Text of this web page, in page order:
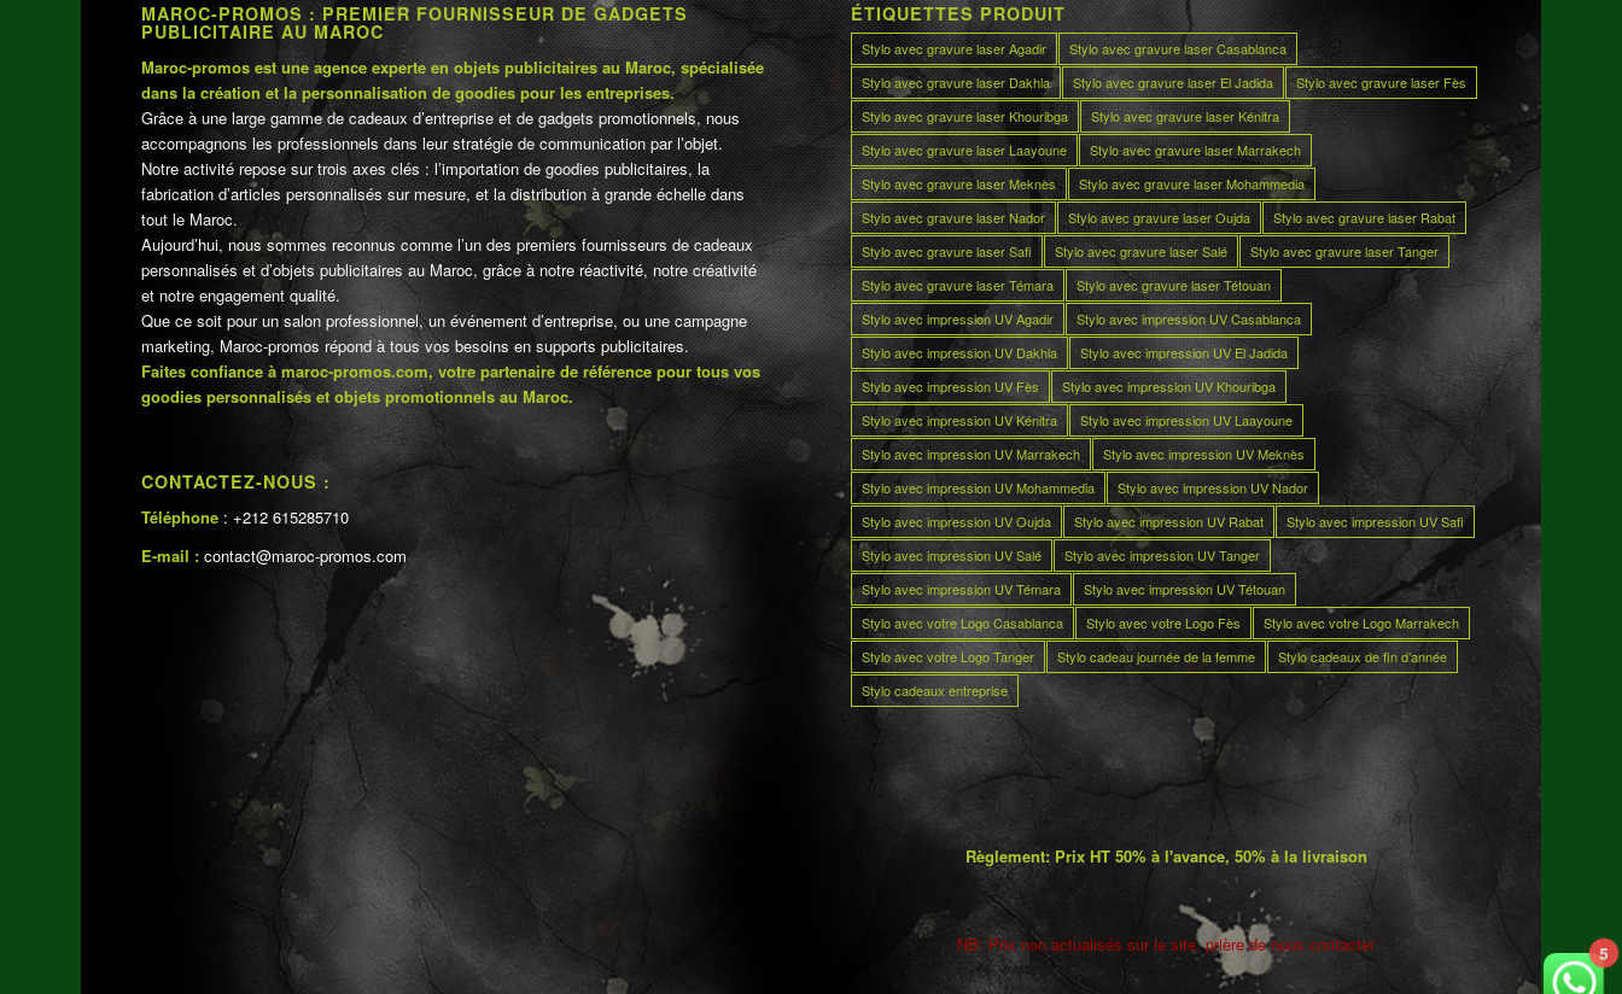
MAROC-PROMOS : PREMIER FOURNISSEUR DE GADGETS
PUBLICITAIRE AU MAROC
Maroc-promos est une agence experte en objets publicitaires au Maroc, spécialisée
dans la création et la personnalisation de goodies pour les entreprises.
Grâce à une large gamme de cadeaux d’entreprise et de gadgets promotionnels, nous
accompagnons les professionnels dans leur stratégie de communication par l’objet.
Notre activité repose sur trois axes clés : l’importation de goodies publicitaires, la
fabrication d’articles personnalisés sur mesure, et la distribution à grande échelle dans
tout le Maroc.
Aujourd’hui, nous sommes reconnus comme l’un des premiers fournisseurs de cadeaux
personnalisés et d’objets publicitaires au Maroc, grâce à notre réactivité, notre créativité
et notre engagement qualité.
Que ce soit pour un salon professionnel, un événement d’entreprise, ou une campagne
marketing, Maroc-promos répond à tous vos besoins en supports publicitaires.
Faites confiance à maroc-promos.com, votre partenaire de référence pour tous vos
goodies personnalisés et objets promotionnels au Maroc.
CONTACTEZ-NOUS :
Téléphone : +212 615285710
E-mail : contact@maroc-promos.com
ÉTIQUETTES PRODUIT
Stylo avec gravure laser Agadir
Stylo avec gravure laser Casablanca
Stylo avec gravure laser Dakhla
Stylo avec gravure laser El Jadida
Stylo avec gravure laser Fès
Stylo avec gravure laser Khouribga
Stylo avec gravure laser Kénitra
Stylo avec gravure laser Laayoune
Stylo avec gravure laser Marrakech
Stylo avec gravure laser Meknès
Stylo avec gravure laser Mohammedia
Stylo avec gravure laser Nador
Stylo avec gravure laser Oujda
Stylo avec gravure laser Rabat
Stylo avec gravure laser Safi
Stylo avec gravure laser Salé
Stylo avec gravure laser Tanger
Stylo avec gravure laser Témara
Stylo avec gravure laser Tétouan
Stylo avec impression UV Agadir
Stylo avec impression UV Casablanca
Stylo avec impression UV Dakhla
Stylo avec impression UV El Jadida
Stylo avec impression UV Fès
Stylo avec impression UV Khouribga
Stylo avec impression UV Kénitra
Stylo avec impression UV Laayoune
Stylo avec impression UV Marrakech
Stylo avec impression UV Meknès
Stylo avec impression UV Mohammedia
Stylo avec impression UV Nador
Stylo avec impression UV Oujda
Stylo avec impression UV Rabat
Stylo avec impression UV Safi
Stylo avec impression UV Salé
Stylo avec impression UV Tanger
Stylo avec impression UV Témara
Stylo avec impression UV Tétouan
Stylo avec votre Logo Casablanca
Stylo avec votre Logo Fès
Stylo avec votre Logo Marrakech
Stylo avec votre Logo Tanger
Stylo cadeau journée de la femme
Stylo cadeaux de fin d’année
Stylo cadeaux entreprise
Règlement: Prix HT 50% à l'avance, 50% à la livraison
NB: Prix non actualisés sur le site. prière de nous contacter 5